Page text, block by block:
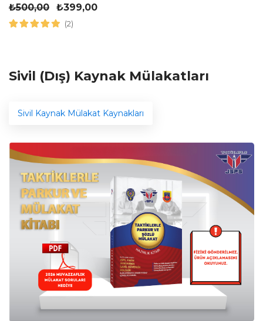
₺500,00 ₺399,00
(2)
Sivil (Dış) Kaynak Mülakatları
Sivil Kaynak Mülakat Kaynakları